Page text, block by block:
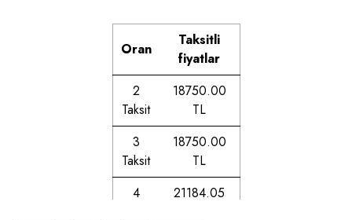
Oran
Taksitli
fiyatlar
2
Taksit
18750.00
TL
3
Taksit
18750.00
TL
4
21184.05